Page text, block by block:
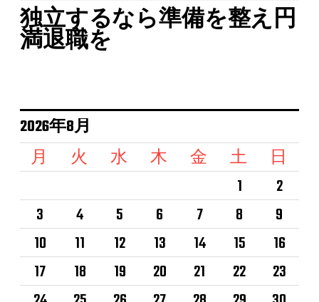
独立するなら準備を整え円
満退職を
2026年8月
月
火 水 木 金 土
日
1
2
3
4 5 6 7 8
9
10
11 12 13 14 15
16
17
18 19 20 21 22
23